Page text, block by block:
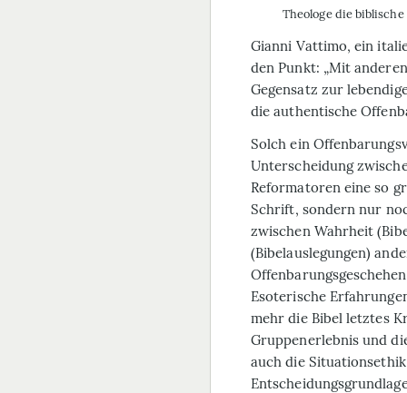
Theologe die
Gianni Vattimo, ein
den Punkt: „Mit
Gegensatz zur
die authentische
Solch ein
Unterscheidung
Reformatoren eine so
Schrift, sondern nur
zwischen Wahrheit
(Bibelauslegungen)
Esoterische
mehr die Bibel letztes
Gruppenerlebnis und
auch die